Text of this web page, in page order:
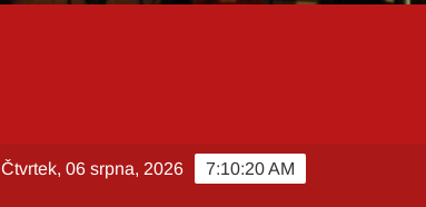
7:10:21 AM
Čtvrtek, 06 srpna, 2026